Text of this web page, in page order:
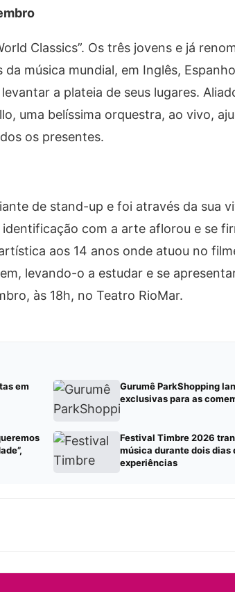
Classics”. Os três jovens e já
música mundial, em Inglês,
a plateia de seus lugares.
uma belíssima orquestra, ao vivo,
os presentes.
de stand-up e foi através da sua
com a arte aflorou e se
aos 14 anos onde atuou no
levando-o a estudar e se
às 18h, no Teatro RioMar.
em
Gurumê ParkShopping
exclusivas para as
Festival Timbre 2026
música durante dois dias
experiências